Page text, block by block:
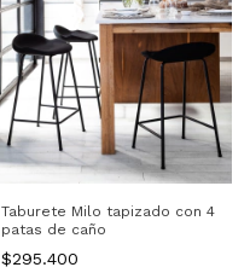
Taburete Milo tapizado con 4
patas de caño
$295.400